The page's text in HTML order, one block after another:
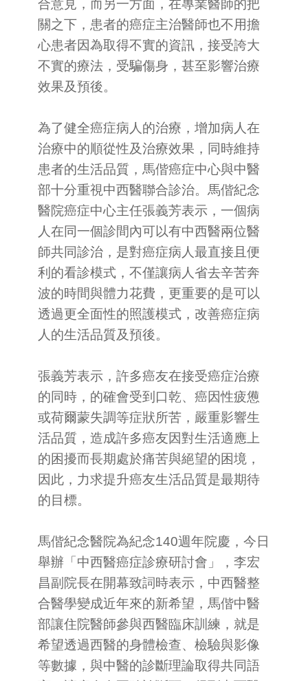
合意見，而另一方面，在專業醫師的把
關之下，患者的癌症主治醫師也不用擔
心患者因為取得不實的資訊，接受誇大
不實的療法，受騙傷身，甚至影響治療
效果及預後。
為了健全癌症病人的治療，增加病人在
治療中的順從性及治療效果，同時維持
患者的生活品質，馬偕癌症中心與中醫
部十分重視中西醫聯合診治。馬偕紀念
醫院癌症中心主任張義芳表示，一個病
人在同一個診間內可以有中西醫兩位醫
師共同診治，是對癌症病人最直接且便
利的看診模式，不僅讓病人省去辛苦奔
波的時間與體力花費，更重要的是可以
透過更全面性的照護模式，改善癌症病
人的生活品質及預後。
張義芳表示，許多癌友在接受癌症治療
的同時，的確會受到口乾、癌因性疲憊
或荷爾蒙失調等症狀所苦，嚴重影響生
活品質，造成許多癌友因對生活適應上
的困擾而長期處於痛苦與絕望的困境，
因此，力求提升癌友生活品質是最期待
的目標。
馬偕紀念醫院為紀念140週年院慶，今日
舉辦「中西醫癌症診療研討會」，李宏
昌副院長在開幕致詞時表示，中西醫整
合醫學變成近年來的新希望，馬偕中醫
部讓住院醫師參與西醫臨床訓練，就是
希望透過西醫的身體檢查、檢驗與影像
等數據，與中醫的診斷理論取得共同語